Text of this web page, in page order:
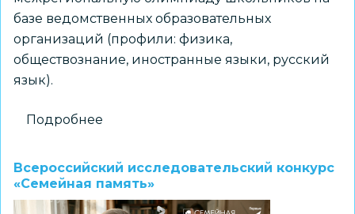
базе ведомственных образовательных
организаций (профили: физика,
обществознание, иностранные языки, русский
язык).
Подробнее
олимпиада
школьников
имени
Всероссийский исследовательский конкурс
«Семейная память»